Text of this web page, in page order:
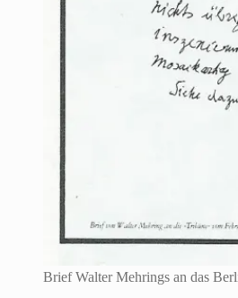
Brief Walter Mehrings an das